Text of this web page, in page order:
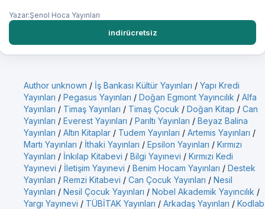
Yazar:Şenol Hoca Yayınları
indirücretsiz
Author unknown / İş Bankası Kültür Yayınları / Yapı Kredi
Yayınları / Pegasus Yayınları / Doğan Egmont Yayıncılık / Alfa
Yayınları / Timaş Yayınları / Timaş Çocuk / Doğan Kitap / Can
Yayınları / Everest Yayınları / Parıltı Yayınları / Beyaz Balina
Yayınları / Altın Kitaplar / Tudem Yayınları / Artemis Yayınları /
Martı Yayınları / İthaki Yayınları / Epsilon Yayınları / Kırmızı
Yayınları / İnkılap Kitabevi / Bilgi Yayınevi / Kırmızı Kedi
Yayınevi / İletişim Yayınevi / Benim Hocam Yayınları / Destek
Yayınları / Remzi Kitabevi / Can Çocuk Yayınları / Nesil
Yayınları / Nesil Çocuk Yayınları / Nobel Akademik Yayıncılık /
Yargı Yayınevi / TÜBİTAK Yayınları / Arkadaş Yayınları / Kodlab